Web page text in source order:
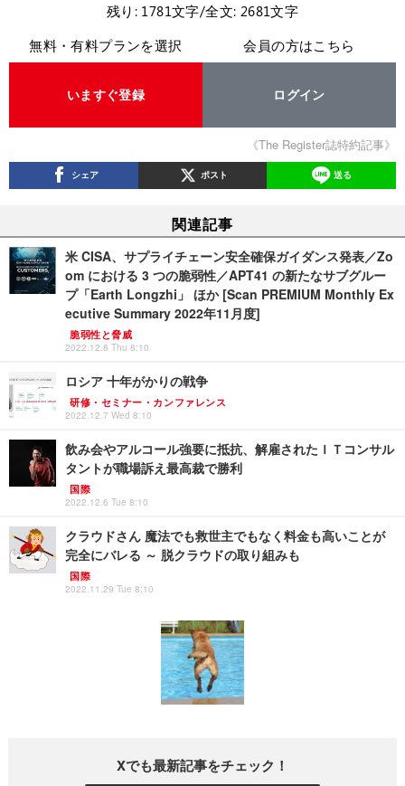
残り: 1781文字/全文: 2681文字
無料・有料プランを選択
いますぐ登録
会員の方はこちら
ログイン
《The Register誌特約記事》
シェア ポスト 送る
関連記事
米 CISA、サプライチェーン安全確保ガイダンス発表／Zo
om における 3 つの脆弱性／APT41 の新たなサブグルー
プ「Earth Longzhi」 ほか [Scan PREMIUM Monthly Ex
ecutive Summary 2022年11月度]
脆弱性と脅威
2022.12.8 Thu 8:10
ロシア 十年がかりの戦争
研修・セミナー・カンファレンス
2022.12.7 Wed 8:10
飲み会やアルコール強要に抵抗、解雇されたＩＴコンサル
タントが職場訴え最高裁で勝利
国際
2022.12.6 Tue 8:10
クラウドさん 魔法でも救世主でもなく料金も高いことが
完全にバレる ～ 脱クラウドの取り組みも
国際
2022.11.29 Tue 8:10
Xでも最新記事をチェック！